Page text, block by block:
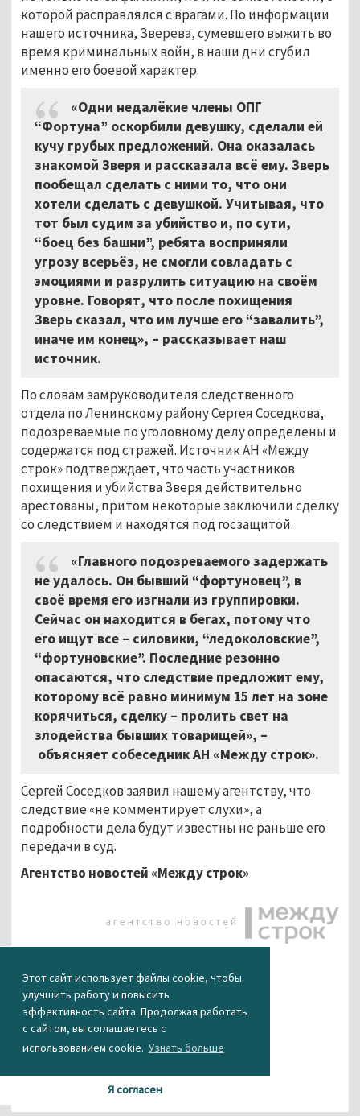
Этот сайт использует файлы cookie, чтобы
улучшить работу и повысить
эффективность сайта. Продолжая работать
с сайтом, вы соглашаетесь с
использованием cookie. Узнать больше
Я согласен
которой расправлялся с врагами. По информации
нашего источника, Зверева, сумевшего выжить во
время криминальных войн, в наши дни сгубил
именно его боевой характер.
«Одни недалёкие члены ОПГ
“Фортуна” оскорбили девушку, сделали ей
кучу грубых предложений. Она оказалась
знакомой Зверя и рассказала всё ему. Зверь
пообещал сделать с ними то, что они
хотели сделать с девушкой. Учитывая, что
тот был судим за убийство и, по сути,
“боец без башни”, ребята восприняли
угрозу всерьёз, не смогли совладать с
эмоциями и разрулить ситуацию на своём
уровне. Говорят, что после похищения
Зверь сказал, что им лучше его “завалить”,
иначе им конец», – рассказывает наш
источник.
По словам замруководителя следственного
отдела по Ленинскому району Сергея Соседкова,
подозреваемые по уголовному делу определены и
содержатся под стражей. Источник АН «Между
строк» подтверждает, что часть участников
похищения и убийства Зверя действительно
арестованы, притом некоторые заключили сделку
со следствием и находятся под госзащитой.
«Главного подозреваемого задержать
не удалось. Он бывший “фортуновец”, в
своё время его изгнали из группировки.
Сейчас он находится в бегах, потому что
его ищут все – силовики, “ледоколовские”,
“фортуновские”. Последние резонно
опасаются, что следствие предложит ему,
которому всё равно минимум 15 лет на зоне
корячиться, сделку – пролить свет на
злодейства бывших товарищей», –
объясняет собеседник АН «Между строк».
Сергей Соседков заявил нашему агентству, что
следствие «не комментирует слухи», а
подробности дела будут известны не раньше его
передачи в суд.
Агентство новостей «Между строк»
КАК ВАМ НОВОСТЬ?
1 1 0 0 1